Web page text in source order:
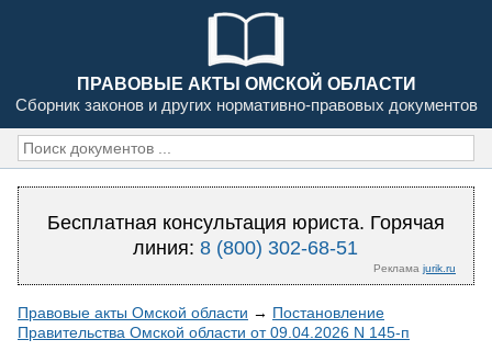
ПРАВОВЫЕ АКТЫ ОМСКОЙ ОБЛАСТИ
Сборник законов и других нормативно-правовых документов
Бесплатная консультация юриста. Горячая
линия:8 (800) 302-68-51
Реклама jurik.ru
Правовые акты Омской области → Постановление
Правительства Омской области от 09.04.2026 N 145-п